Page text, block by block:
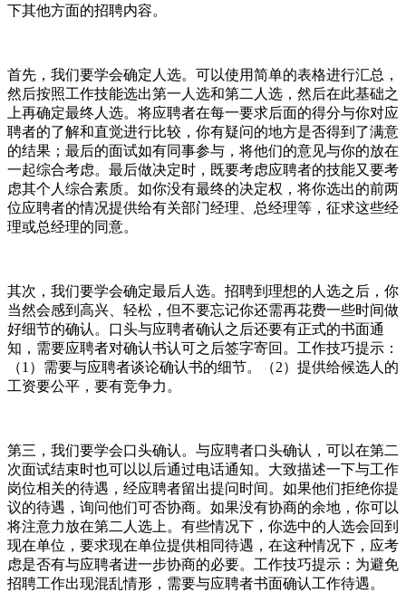
下其他方面的招聘内容。
首先，我们要学会确定人选。可以使用简单的表格进行汇总，
然后按照工作技能选出第一人选和第二人选，然后在此基础之
上再确定最终人选。将应聘者在每一要求后面的得分与你对应
聘者的了解和直觉进行比较，你有疑问的地方是否得到了满意
的结果；最后的面试如有同事参与，将他们的意见与你的放在
一起综合考虑。最后做决定时，既要考虑应聘者的技能又要考
虑其个人综合素质。如你没有最终的决定权，将你选出的前两
位应聘者的情况提供给有关部门经理、总经理等，征求这些经
理或总经理的同意。
其次，我们要学会确定最后人选。招聘到理想的人选之后，你
当然会感到高兴、轻松，但不要忘记你还需再花费一些时间做
好细节的确认。口头与应聘者确认之后还要有正式的书面通
知，需要应聘者对确认书认可之后签字寄回。工作技巧提示：
（1）需要与应聘者谈论确认书的细节。（2）提供给候选人的
工资要公平，要有竞争力。
第三，我们要学会口头确认。与应聘者口头确认，可以在第二
次面试结束时也可以以后通过电话通知。大致描述一下与工作
岗位相关的待遇，经应聘者留出提问时间。如果他们拒绝你提
议的待遇，询问他们可否协商。如果没有协商的余地，你可以
将注意力放在第二人选上。有些情况下，你选中的人选会回到
现在单位，要求现在单位提供相同待遇，在这种情况下，应考
虑是否有与应聘者进一步协商的必要。工作技巧提示：为避免
招聘工作出现混乱情形，需要与应聘者书面确认工作待遇。